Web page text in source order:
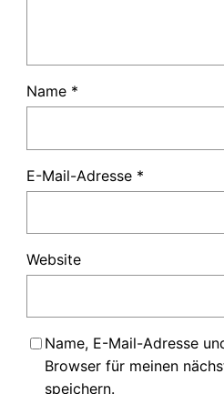
Name *
E-Mail-Adresse *
Website
Name, E-Mail-Adresse
Browser für meinen
speichern.